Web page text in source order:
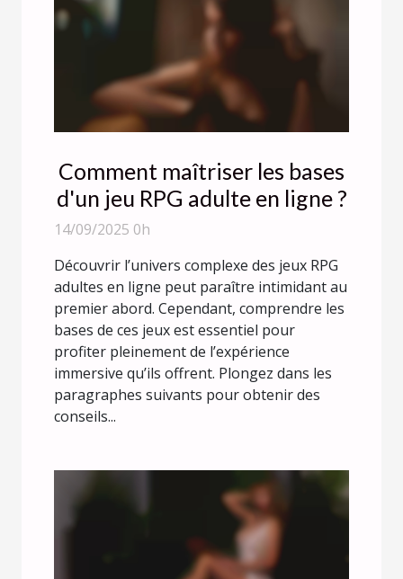
Comment maîtriser les bases
d'un jeu RPG adulte en ligne ?
14/09/2025 0h
Découvrir l’univers complexe des jeux RPG
adultes en ligne peut paraître intimidant au
premier abord. Cependant, comprendre les
bases de ces jeux est essentiel pour
profiter pleinement de l’expérience
immersive qu’ils offrent. Plongez dans les
paragraphes suivants pour obtenir des
conseils...